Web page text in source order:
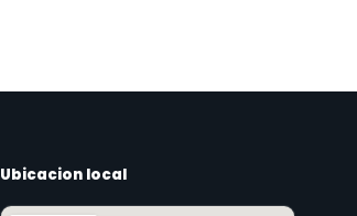
Ubicacion local